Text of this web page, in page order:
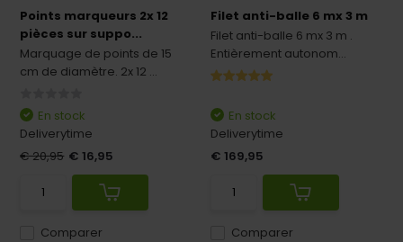
Points marqueurs 2x 12
pièces sur suppo...
Marquage de points de 15
cm de diamètre. 2x 12 ...
Comparer
En stock
Deliverytime
€ 20,95 € 16,95
Filet anti-balle 6 mx 3 m
Filet anti-balle 6 mx 3 m .
Entièrement autonom...
Comparer
En stock
Deliverytime
€ 169,95